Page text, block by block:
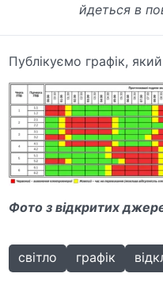
йдеться в
Публікуємо графік,
Фото з відкритих
світло графік